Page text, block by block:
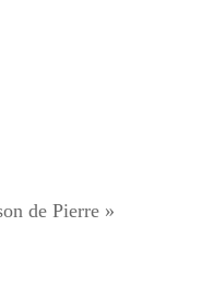
de Pierre »